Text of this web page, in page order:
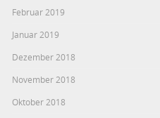
Februar 2019
Januar 2019
Dezember 2018
November 2018
Oktober 2018